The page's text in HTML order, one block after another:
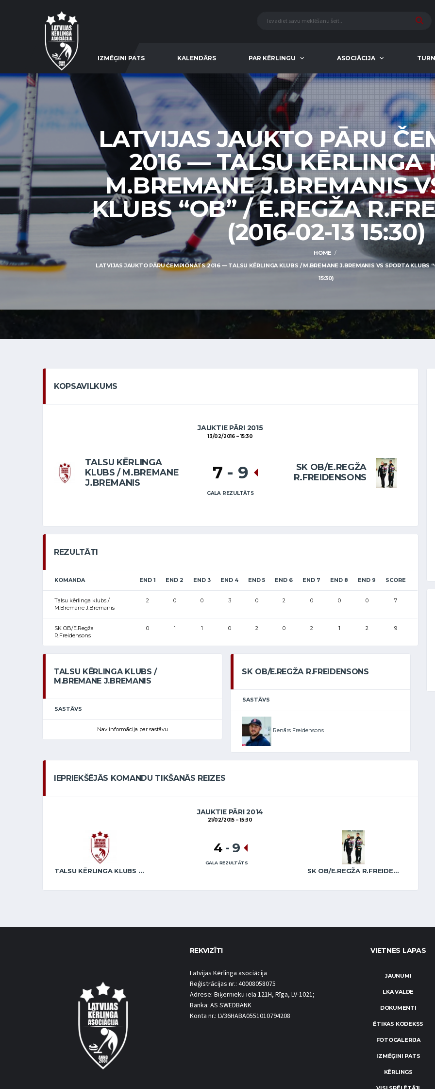
IZMĒĢINI PATS KALENDĀRS PAR KĒRLINGU ASOCIĀCIJA
LATVIJAS JAUKTO PĀRU
2016 — TALSU KĒRLINGA
M.BREMANE J.BREMANIS
KLUBS “OB” / E.REGŽA
(2016-02-13 15:30)
HOME
LATVIJAS JAUKTO PĀRU ČEMPIONĀTS 2016 — TALSU KĒRLINGA KLUBS / M.BREMANE J.BREMANIS VS SPORTA KLUBS
15:30)
KOPSAVILKUMS
JAUKTIE PĀRI 2015
13/02/2016 15:30
TALSU KĒRLINGA
KLUBS / M.BREMANE
J.BREMANIS
SK OB/E.REGŽA
R.FREIDENSONS
7 - 9
GALA REZULTĀTS
REZULTĀTI
KOMANDA END 1 END 2 END 3 END 4 END 5 END 6 END 7 END 8 END 9 SCORE
Talsu kērlinga klubs /
M.Bremane J.Bremanis
2 0 0 3 0 2 0 0 0 7
SK OB/E.Regža
R.Freidensons
0 1 1 0 2 0 2 1 2 9
TALSU KĒRLINGA KLUBS /
M.BREMANE J.BREMANIS
SASTĀVS
Nav informācija par sastāvu
SK OB/E.REGŽA R.FREIDENSONS
SASTĀVS
Renārs Freidensons
IEPRIEKŠĒJĀS KOMANDU TIKŠANĀS REIZES
JAUKTIE PĀRI 2014
21/02/2015 15:30
TALSU KĒRLINGA KLUBS / M.BREMANE J.BREMANIS SK OB/E.REGŽA R.FREIDENSONS
4 - 9
GALA REZULTĀTS
REKVIZĪTI
Latvijas Kērlinga asociācija
Reģistrācijas nr.: 40008058075
Adrese: Biķernieku iela 121H, Rīga, LV-1021;
Banka: AS SWEDBANK
Konta nr.: LV36HABA0551010794208
VIETNES LAPAS
JAUNUMI
LKA VALDE
DOKUMENTI
ĒTIKAS KODEKSS
FOTOGALERIJA
IZMĒĢINI PATS
KĒRLINGS